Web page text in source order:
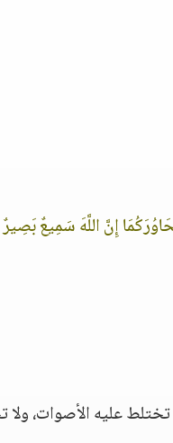
إِنَّ اللَّهَ سَمِيعٌ
عليه الأصوات، ولا